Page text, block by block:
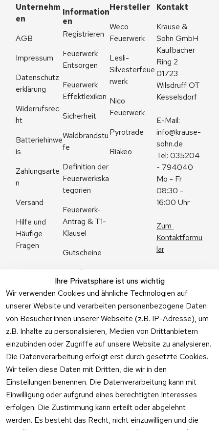
Ihre Privatsphäre ist uns wichtig
Wir verwenden Cookies und ähnliche Technologien auf
unserer Website und verarbeiten personenbezogene Daten
von Besucher:innen unserer Webseite (z.B. IP-Adresse), um
z.B. Inhalte zu personalisieren, Medien von Drittanbietern
einzubinden oder Zugriffe auf unsere Website zu analysieren.
Die Datenverarbeitung erfolgt erst durch gesetzte Cookies.
Wir teilen diese Daten mit Dritten, die wir in den
Einstellungen benennen. Die Datenverarbeitung kann mit
Einwilligung oder aufgrund eines berechtigten Interesses
erfolgen. Die Zustimmung kann erteilt oder abgelehnt
werden. Es besteht das Recht, nicht einzuwilligen und die
Unternehm
en
AGB
Impressum
Datenschutz
erklärung
Widerrufsrec
ht
Batteriehinwe
is
Zahlungsarte
n
Versand
Hilfe und
Häufige
Fragen
Information
en
Registrieren
Feuerwerk
Entsorgen
Feuerwerk
Effektlexikon
Sicherheit
Waldbrandstu
fe
Definition der
Feuerwerkska
tegorien
Feuerwerk-
Antrag & T1-
Klausel
Gutscheine
Angebote
Feuerwerk
Online kaufen
Hersteller
Weco
Feuerwerk
Lesli-
Silvesterfeue
rwerk
Nico
Feuerwerk
Pyrotrade
Riakeo
Kontakt
Krause &
Sohn GmbH
Kaufbacher
Ring 2
01723
Wilsdruff OT
Kesselsdorf
info@krause-
sohn.de
Tel: 035204
- 794040
Mo - Fr
08:30 -
16:00 Uhr
Zum
Kontaktformu
lar
Vertrag
widerrufen